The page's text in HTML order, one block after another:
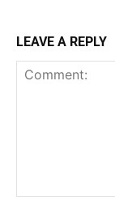
LEAVE A REPLY